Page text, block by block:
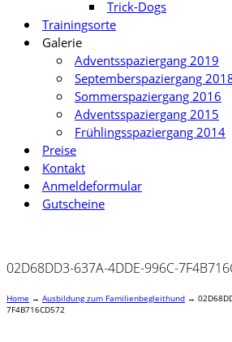
Trick-Dogs
Trainingsorte
Galerie
Adventsspaziergang 2019
Septemberspaziergang
Sommerspaziergang 2016
Adventsspaziergang 2015
Frühlingsspaziergang 2014
Preise
Kontakt
Anmeldeformular
Gutscheine
02D68DD3-637A-4DDE-996C-
Home → Ausbildung zum Familienbegleithund →
7F4B716CD572